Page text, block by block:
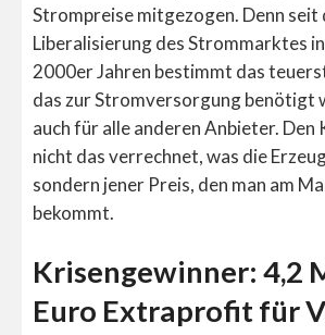
Strompreise mitgezogen. Denn seit
Liberalisierung des Strommarktes
2000er Jahren bestimmt das
das zur Stromversorgung benötigt
auch für alle anderen Anbieter. Den
nicht das verrechnet, was die
sondern jener Preis, den man am
bekommt.
Krisengewinner: 4,2
Euro Extraprofit für